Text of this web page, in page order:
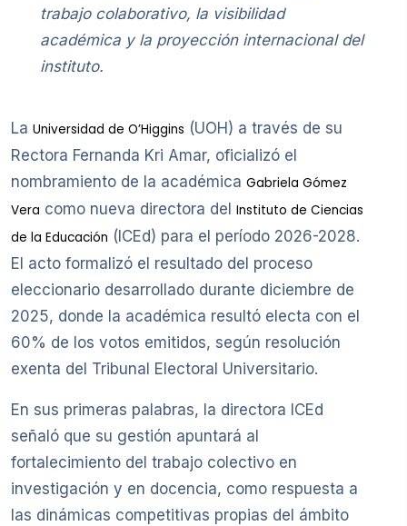
trabajo colaborativo, la visibilidad
académica y la proyección internacional del
instituto.
La Universidad de O’Higgins (UOH) a través de su
Rectora Fernanda Kri Amar, oficializó el
nombramiento de la académica Gabriela Gómez
Vera como nueva directora del Instituto de Ciencias
de la Educación (ICEd) para el período 2026-2028.
El acto formalizó el resultado del proceso
eleccionario desarrollado durante diciembre de
2025, donde la académica resultó electa con el
60% de los votos emitidos, según resolución
exenta del Tribunal Electoral Universitario.
En sus primeras palabras, la directora ICEd
señaló que su gestión apuntará al
fortalecimiento del trabajo colectivo en
investigación y en docencia, como respuesta a
las dinámicas competitivas propias del ámbito